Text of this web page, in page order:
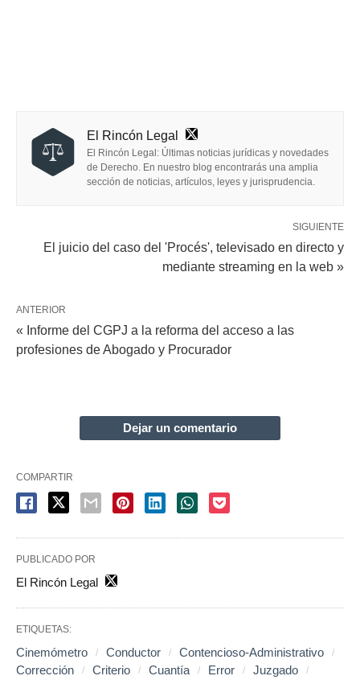
El Rincón Legal
El Rincón Legal: Últimas noticias jurídicas y novedades
de Derecho. En nuestro blog encontrarás una amplia
sección de noticias, artículos, leyes y jurisprudencia.
SIGUIENTE
El juicio del caso del 'Procés', televisado en directo y
mediante streaming en la web »
ANTERIOR
« Informe del CGPJ a la reforma del acceso a las
profesiones de Abogado y Procurador
Dejar un comentario
COMPARTIR
PUBLICADO POR
El Rincón Legal
ETIQUETAS:
Cinemómetro Conductor
Contencioso-Administrativo
Corrección
Criterio Cuantía Error
Juzgado